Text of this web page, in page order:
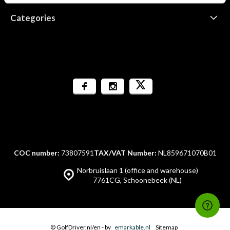
Categories
Norbruislaan 1 (office and warehouse)
7761CG, Schoonebeek (NL)
COC number: 73807591 TAX/VAT Number: NL859671070B01
© GolfDriver.nl/en - by emarkable.nl Sitemap